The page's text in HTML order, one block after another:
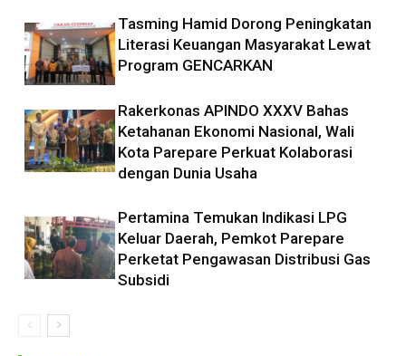
Tasming Hamid Dorong Peningkatan
Literasi Keuangan Masyarakat Lewat
Program GENCARKAN
Rakerkonas APINDO XXXV Bahas
Ketahanan Ekonomi Nasional, Wali
Kota Parepare Perkuat Kolaborasi
dengan Dunia Usaha
Pertamina Temukan Indikasi LPG
Keluar Daerah, Pemkot Parepare
Perketat Pengawasan Distribusi Gas
Subsidi